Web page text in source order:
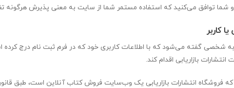
شما توافق می‏‌کنید که استفاده مستمر شما از سایت به معنی پذیرش هرگونه
کاربر
به شخصی گفته می‌شود که با اطلاعات کاربری خود که در فرم ثبت نام درج
انتشارات بازاریابی اقدام کند.
فروشگاه انتشارات بازاریابی یک وب‌سایت فروش کتاب آنلاین است، طبق